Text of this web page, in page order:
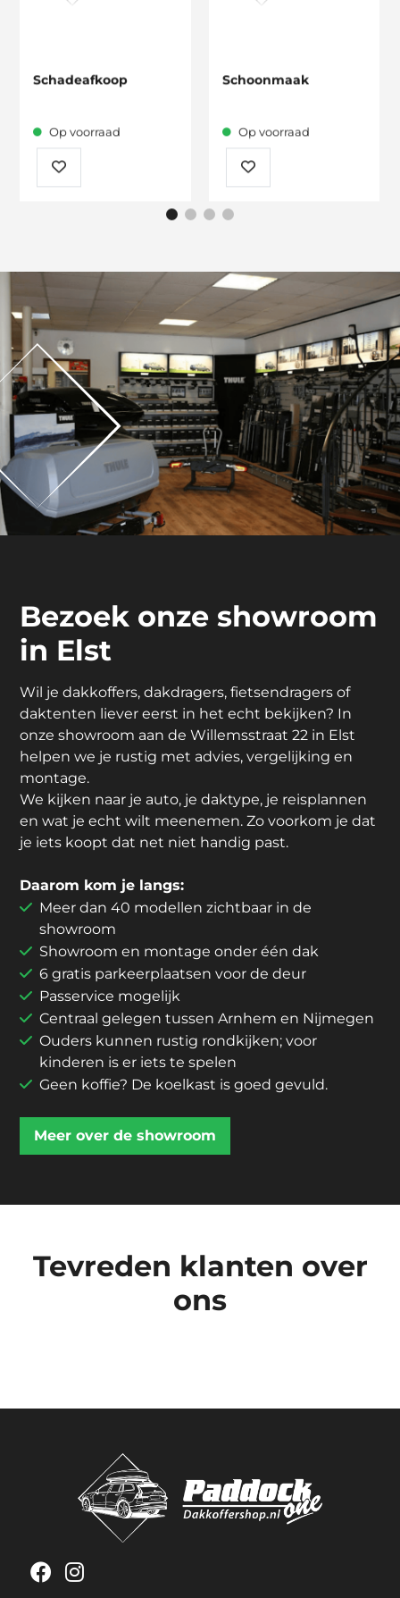
Schadeafkoop
Op voorraad
Schoonmaak
Op voorraad
Bezoek onze showroom
in Elst
Wil je dakkoffers, dakdragers, fietsendragers of
daktenten liever eerst in het echt bekijken? In
onze showroom aan de Willemsstraat 22 in Elst
helpen we je rustig met advies, vergelijking en
montage.
We kijken naar je auto, je daktype, je reisplannen
en wat je echt wilt meenemen. Zo voorkom je dat
je iets koopt dat net niet handig past.
Daarom kom je langs:
Meer dan 40 modellen zichtbaar in de
showroom
Showroom en montage onder één dak
6 gratis parkeerplaatsen voor de deur
Passervice mogelijk
Centraal gelegen tussen Arnhem en Nijmegen
Ouders kunnen rustig rondkijken; voor
kinderen is er iets te spelen
Geen koffie? De koelkast is goed gevuld.
Meer over de showroom
Tevreden klanten over
ons